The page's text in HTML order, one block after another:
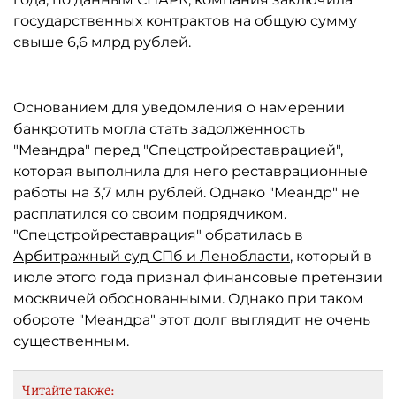
государственных контрактов на общую сумму
свыше 6,6 млрд рублей.
Основанием для уведомления о намерении
банкротить могла стать задолженность
"Меандра" перед "Спецстройреставрацией",
которая выполнила для него реставрационные
работы на 3,7 млн рублей. Однако "Меандр" не
расплатился со своим подрядчиком.
"Спецстройреставрация" обратилась в
Арбитражный суд СПб и Ленобласти, который в
июле этого года признал финансовые претензии
москвичей обоснованными. Однако при таком
обороте "Меандра" этот долг выглядит не очень
существенным.
Читайте также: